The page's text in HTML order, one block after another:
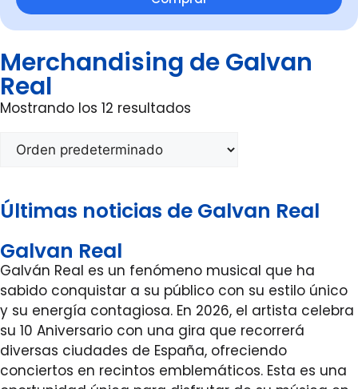
Merchandising de Galvan
Real
Mostrando los 12 resultados
Últimas noticias de Galvan Real
Galvan Real
Galván Real es un fenómeno musical que ha
sabido conquistar a su público con su estilo único
y su energía contagiosa. En 2026, el artista celebra
su 10 Aniversario con una gira que recorrerá
diversas ciudades de España, ofreciendo
conciertos en recintos emblemáticos. Esta es una